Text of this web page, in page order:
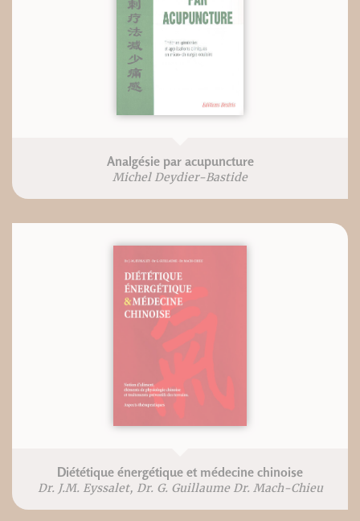
Analgésie par acupuncture
Michel Deydier-Bastide
Diététique énergétique et médecine chinoise
Dr. J.M. Eyssalet, Dr. G. Guillaume Dr. Mach-Chieu